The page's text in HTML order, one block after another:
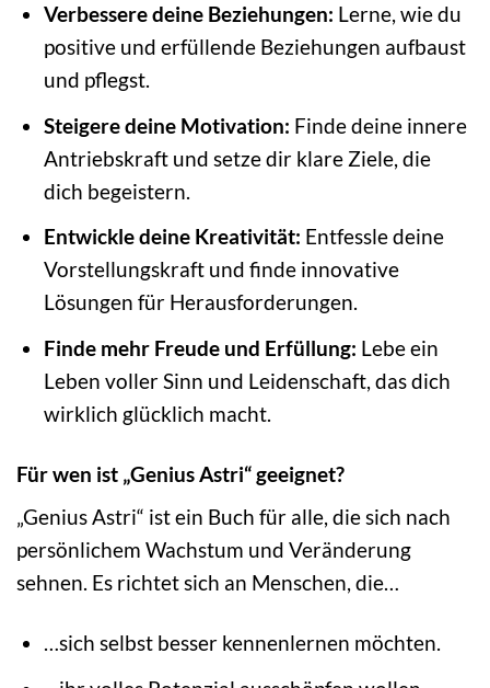
Verbessere deine Beziehungen: Lerne, wie du
positive und erfüllende Beziehungen aufbaust
und pflegst.
Steigere deine Motivation: Finde deine innere
Antriebskraft und setze dir klare Ziele, die
dich begeistern.
Entwickle deine Kreativität: Entfessle deine
Vorstellungskraft und finde innovative
Lösungen für Herausforderungen.
Finde mehr Freude und Erfüllung: Lebe ein
Leben voller Sinn und Leidenschaft, das dich
wirklich glücklich macht.
Für wen ist „Genius Astri“ geeignet?
„Genius Astri“ ist ein Buch für alle, die sich nach
persönlichem Wachstum und Veränderung
sehnen. Es richtet sich an Menschen, die…
…sich selbst besser kennenlernen möchten.